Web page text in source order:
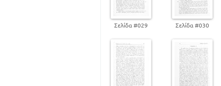
Σελίδα #029 Σελίδα #030